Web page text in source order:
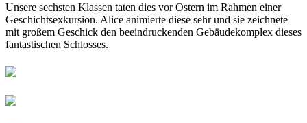
Unsere sechsten Klassen taten dies vor Ostern im Rahmen einer
Geschichtsexkursion. Alice animierte diese sehr und sie zeichnete
mit großem Geschick den beeindruckenden Gebäudekomplex dieses
fantastischen Schlosses.